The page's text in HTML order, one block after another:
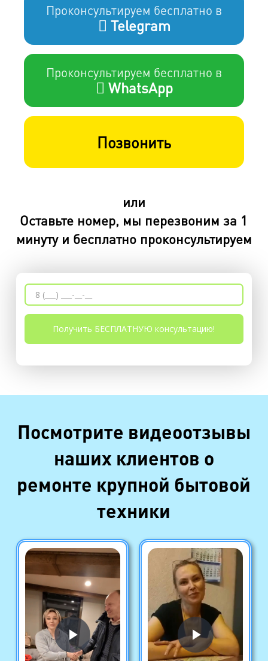
Проконсультируем бесплатно в
Telegram
Проконсультируем бесплатно в
WhatsApp
Позвонить
или
Оставьте номер, мы перезвоним за 1
минуту и бесплатно проконсультируем
Посмотрите видеоотзывы
наших клиентов о
ремонте крупной бытовой
техники